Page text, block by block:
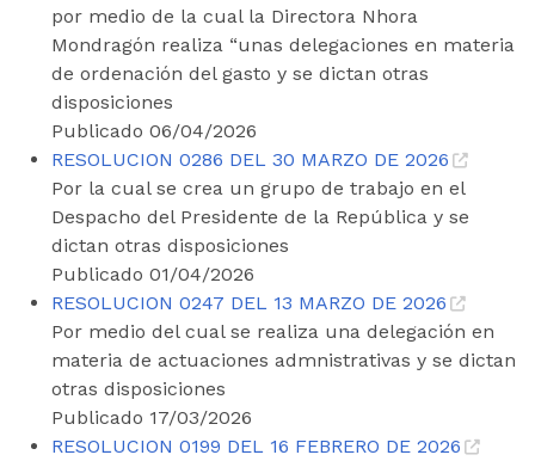
por medio de la cual la Directora Nhora
Mondragón realiza “unas delegaciones en materia
de ordenación del gasto y se dictan otras
disposiciones
Publicado 06/04/2026
RESOLUCION 0286 DEL 30 MARZO DE 2026
Por la cual se crea un grupo de trabajo en el
Despacho del Presidente de la República y se
dictan otras disposiciones
Publicado 01/04/2026
RESOLUCION 0247 DEL 13 MARZO DE 2026
Por medio del cual se realiza una delegación en
materia de actuaciones admnistrativas y se dictan
otras disposiciones
Publicado 17/03/2026
RESOLUCION 0199 DEL 16 FEBRERO DE 2026